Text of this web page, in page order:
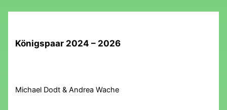
Königspaar 2024 – 2026
Michael Dodt & Andrea Wache